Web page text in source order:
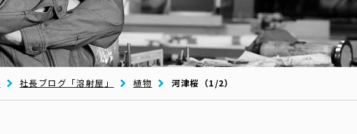
社長ブログ「溶射屋」 植物 河津桜（1/2）